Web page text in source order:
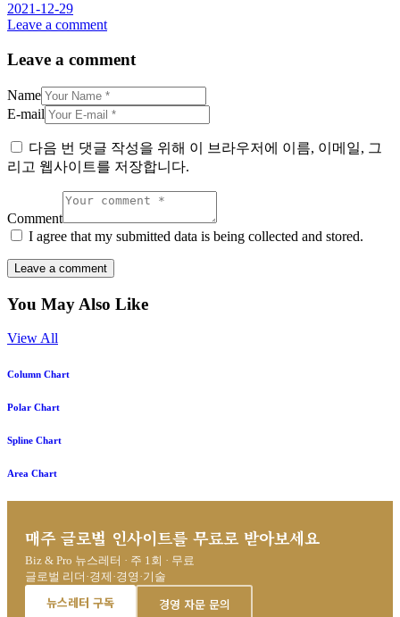
2021-12-29
Leave a comment
Leave a comment
Name
E-mail
다음 번 댓글 작성을 위해 이 브라우저에 이름, 이메일, 그
리고 웹사이트를 저장합니다.
Comment
I agree that my submitted data is being collected and stored.
You May Also Like
View All
Column Chart
Polar Chart
Spline Chart
Area Chart
매주 글로벌 인사이트를 무료로 받아보세요
Biz & Pro 뉴스레터 · 주 1회 · 무료
글로벌 리더·경제·경영·기술
뉴스레터 구독 경영 자문 문의